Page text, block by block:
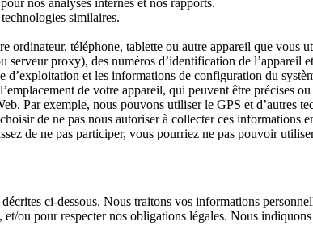
similaires.
ordinateur, téléphone, tablette ou autre appareil que vous
proxy), des numéros d’identification de l’appareil
d’exploitation et les informations de configuration du
de votre appareil, qui peuvent être précises
Par exemple, nous pouvons utiliser le GPS et d’autres
de ne pas nous autoriser à collecter ces informations
de ne pas participer, vous pourriez ne pas pouvoir
ci-dessous. Nous traitons vos informations
ou pour respecter nos obligations légales. Nous